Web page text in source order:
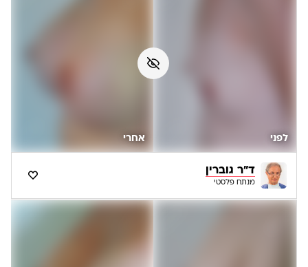
לפני אחרי
ד"ר גוברין
מנתח פלסטי